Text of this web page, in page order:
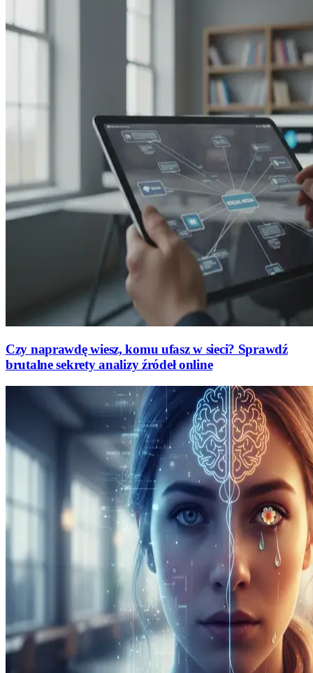
Czy naprawdę wiesz, komu ufasz w sieci? Sprawdź
brutalne sekrety analizy źródeł online